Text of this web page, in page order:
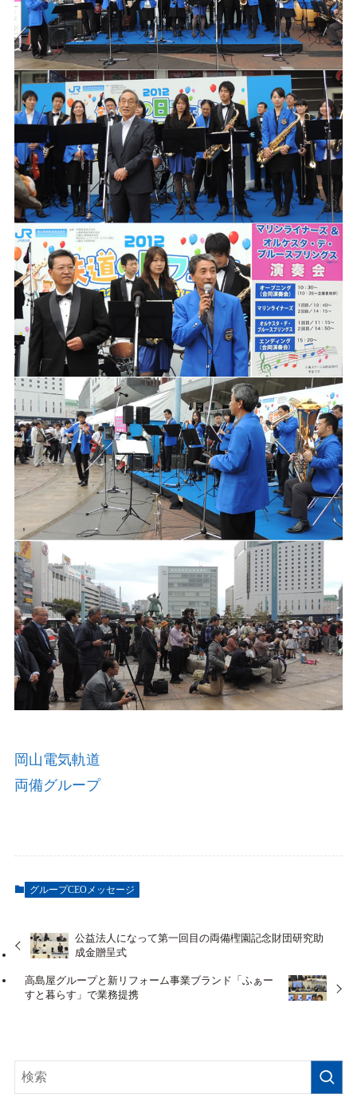
岡山電気軌道
両備グループ
グループCEOメッセージ
公益法人になって第一回目の両備檉園記念財団研究助
成金贈呈式
高島屋グループと新リフォーム事業ブランド「ふぁー
すと暮らす」で業務提携